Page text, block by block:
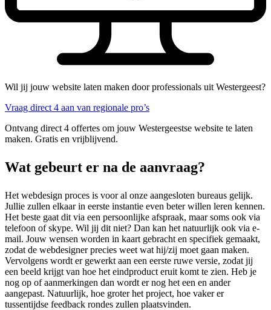
Wil jij jouw website laten maken door professionals uit Westergeest?
Vraag direct 4 aan van regionale pro’s
Ontvang direct 4 offertes om jouw Westergeestse website te laten
maken. Gratis en vrijblijvend.
Wat gebeurt er na de aanvraag?
Het webdesign proces is voor al onze aangesloten bureaus gelijk.
Jullie zullen elkaar in eerste instantie even beter willen leren kennen.
Het beste gaat dit via een persoonlijke afspraak, maar soms ook via
telefoon of skype. Wil jij dit niet? Dan kan het natuurlijk ook via e-
mail. Jouw wensen worden in kaart gebracht en specifiek gemaakt,
zodat de webdesigner precies weet wat hij/zij moet gaan maken.
Vervolgens wordt er gewerkt aan een eerste ruwe versie, zodat jij
een beeld krijgt van hoe het eindproduct eruit komt te zien. Heb je
nog op of aanmerkingen dan wordt er nog het een en ander
aangepast. Natuurlijk, hoe groter het project, hoe vaker er
tussentijdse feedback rondes zullen plaatsvinden.